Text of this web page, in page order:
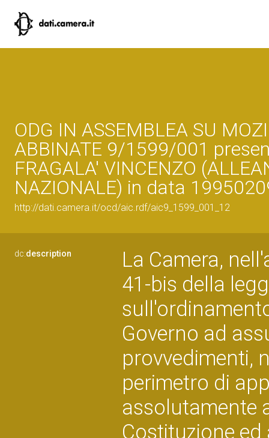
ODG IN ASSEMBLEA SU
ABBINATE 9/1599/001
FRAGALA' VINCENZO
NAZIONALE) in data
http://dati.camera.it/ocd/aic.rdf/aic9_1599_001_12
dc:description
La Camera,
41-bis della
Governo ad
provvedimenti,
perimetro di
assolutamente
Costituzione